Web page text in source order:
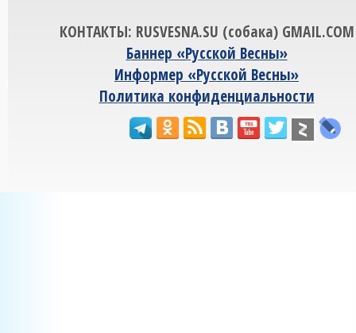
КОНТАКТЫ: RUSVESNA.SU (собака) GMAIL.COM
Баннер «Русской Весны»
Информер «Русской Весны»
Политика конфиденциальности